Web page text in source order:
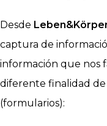
Desde
captura de
información que nos
diferente finalidad
(formularios):